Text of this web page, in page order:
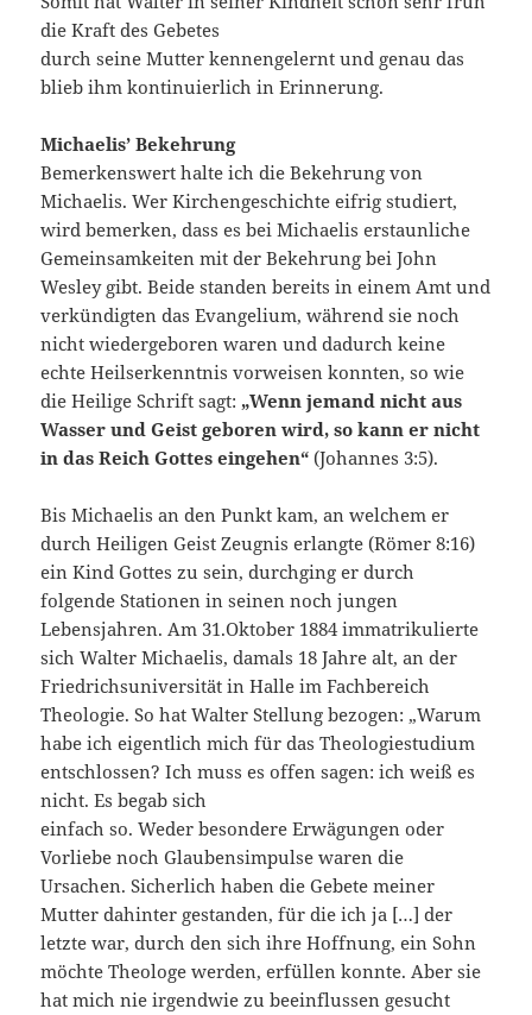
die Kraft des Gebetes
durch seine Mutter kennengelernt und genau das
blieb ihm kontinuierlich in Erinnerung.
Michaelis’ Bekehrung
Bemerkenswert halte ich die Bekehrung von
Michaelis. Wer Kirchengeschichte eifrig studiert,
wird bemerken, dass es bei Michaelis erstaunliche
Gemeinsamkeiten mit der Bekehrung bei John
Wesley gibt. Beide standen bereits in einem Amt und
verkündigten das Evangelium, während sie noch
nicht wiedergeboren waren und dadurch keine
echte Heilserkenntnis vorweisen konnten, so wie
die Heilige Schrift sagt: „Wenn jemand nicht aus
Wasser und Geist geboren wird, so kann er nicht
in das Reich Gottes eingehen“ (Johannes 3:5).
Bis Michaelis an den Punkt kam, an welchem er
durch Heiligen Geist Zeugnis erlangte (Römer 8:16)
ein Kind Gottes zu sein, durchging er durch
folgende Stationen in seinen noch jungen
Lebensjahren. Am 31.Oktober 1884 immatrikulierte
sich Walter Michaelis, damals 18 Jahre alt, an der
Friedrichsuniversität in Halle im Fachbereich
Theologie. So hat Walter Stellung bezogen: „Warum
habe ich eigentlich mich für das Theologiestudium
entschlossen? Ich muss es offen sagen: ich weiß es
nicht. Es begab sich
einfach so. Weder besondere Erwägungen oder
Vorliebe noch Glaubensimpulse waren die
Ursachen. Sicherlich haben die Gebete meiner
Mutter dahinter gestanden, für die ich ja […] der
letzte war, durch den sich ihre Hoffnung, ein Sohn
möchte Theologe werden, erfüllen konnte. Aber sie
hat mich nie irgendwie zu beeinflussen gesucht